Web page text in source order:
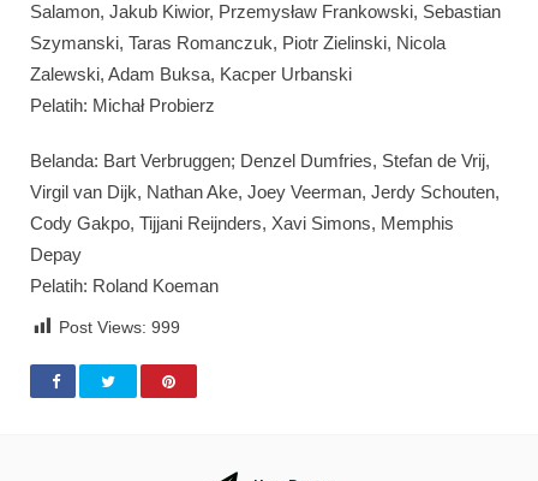
Salamon, Jakub Kiwior, Przemysław Frankowski, Sebastian
Szymanski, Taras Romanczuk, Piotr Zielinski, Nicola
Zalewski, Adam Buksa, Kacper Urbanski
Pelatih: Michał Probierz
Belanda: Bart Verbruggen; Denzel Dumfries, Stefan de Vrij,
Virgil van Dijk, Nathan Ake, Joey Veerman, Jerdy Schouten,
Cody Gakpo, Tijjani Reijnders, Xavi Simons, Memphis
Depay
Pelatih: Roland Koeman
Post Views: 999